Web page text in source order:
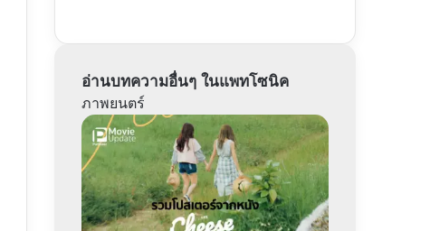
อ่านบทความอื่นๆ ในแพทโซนิค
ภาพยนตร์